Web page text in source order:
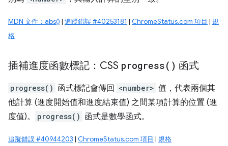
MDN 文件：abs() | 追蹤錯誤 #40253181 | ChromeStatus.com 項目 | 規
格
插補進度函數標記：CSS progress( ) 函式
progress() 函式標記會傳回 <number> 值，代表兩個其
他計算 (進度開始值和進度結束值) 之間某項計算的位置 (進
度值)。
progress() 函式是數學函式。
追蹤錯誤 #40944203 | ChromeStatus.com 項目 | 規格